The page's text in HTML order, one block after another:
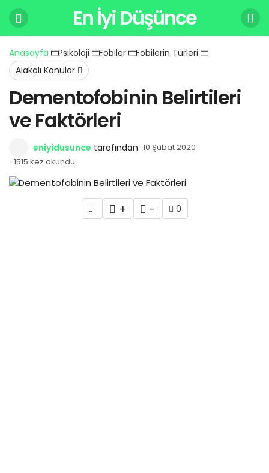
En İyi Düşünce
Anasayfa Psikoloji Fobiler
Fobilerin Türleri
Alakalı Konular
Dementofobinin Belirtileri
ve Faktörleri
eniyidusunce tarafından 10 Şubat 2020
1515 kez okundu
+ - 0